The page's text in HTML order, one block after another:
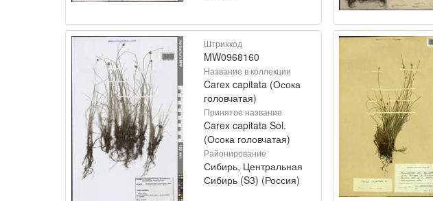
Штрихкод
MW0968160
Название в коллекции
Carex capitata (Осока
головчатая)
Принятое название
Carex capitata Sol.
(Осока головчатая)
Районирование
Сибирь, Центральная
Сибирь (S3) (Россия)